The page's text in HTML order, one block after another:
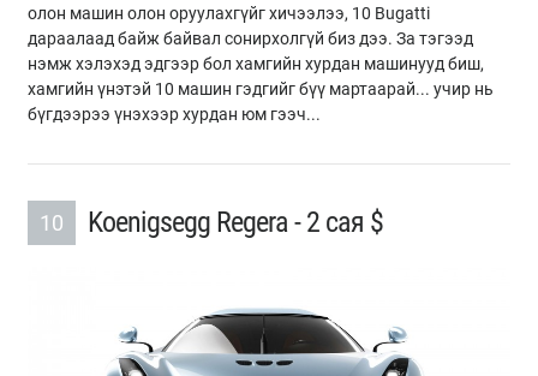
олон машин олон оруулахгүйг хичээлээ, 10 Bugatti
дараалаад байж байвал сонирхолгүй биз дээ. За тэгээд
нэмж хэлэхэд эдгээр бол хамгийн хурдан машинууд биш,
хамгийн үнэтэй 10 машин гэдгийг бүү мартаарай... учир нь
бүгдээрээ үнэхээр хурдан юм гээч...
10 Koenigsegg Regera - 2 сая $